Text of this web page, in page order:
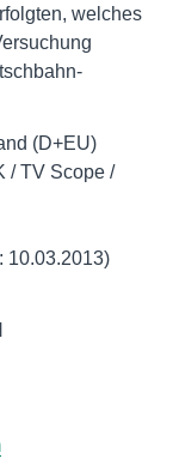
welches
(D+EU)
/ TV Scope /
10.03.2013)